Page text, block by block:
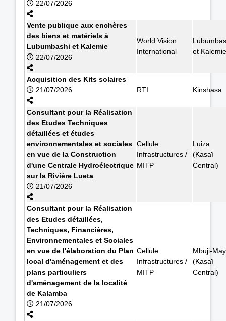
22/07/2026
Vente publique aux enchères
des biens et matériels à
Lubumbashi et Kalemie
22/07/2026
World Vision
International
et Kalemie
Acquisition des Kits solaires
21/07/2026
RTI Kinshasa
Consultant pour la Réalisation
des Etudes Techniques
détaillées et études
environnementales et sociales
en vue de la Construction
d'une Centrale Hydroélectrique
sur la Rivière Lueta
21/07/2026
Cellule
Infrastructures /
MITP
Luiza
(Kasaï
Central)
Consultant pour la Réalisation
des Etudes détaillées,
Techniques, Financières,
Environnementales et Sociales
en vue de l'élaboration du Plan
local d'aménagement et des
plans particuliers
d'aménagement de la localité
de Kalamba
21/07/2026
Cellule
Infrastructures /
MITP
Mbuji-
(Kasaï
Central)